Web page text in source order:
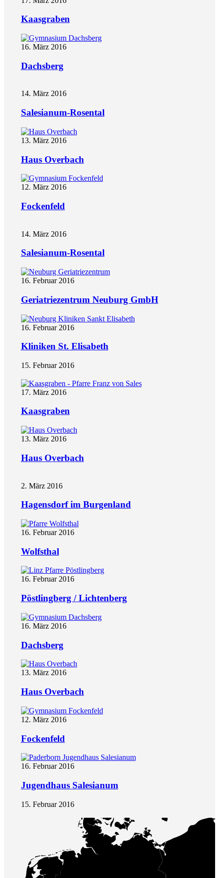
Kaasgraben
16. März 2016
Dachsberg
14. März 2016
Salesianum-Rosental
13. März 2016
Haus Overbach
12. März 2016
Fockenfeld
14. März 2016
Salesianum-Rosental
16. Februar 2016
Geriatriezentrum Neuburg GmbH
16. Februar 2016
Kliniken St. Elisabeth
15. Februar 2016
17. März 2016
Kaasgraben
13. März 2016
Haus Overbach
2. März 2016
Hagensdorf im Burgenland
16. Februar 2016
Wolfsthal
16. Februar 2016
Pöstlingberg / Lichtenberg
16. März 2016
Dachsberg
13. März 2016
Haus Overbach
12. März 2016
Fockenfeld
16. Februar 2016
Jugendhaus Salesianum
15. Februar 2016